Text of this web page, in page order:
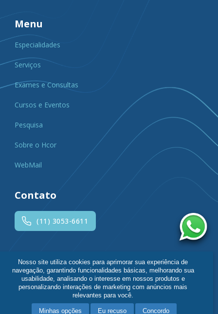
Menu
Especialidades
Serviços
Exames e Consultas
Cursos e Eventos
Pesquisa
Sobre o Hcor
WebMail
Contato
(11) 3053-6611
Siga o Hcor
Nosso site utiliza cookies para aprimorar sua experiência de
navegação, garantindo funcionalidades básicas, melhorando sua
usabilidade, analisando o interesse em nossos produtos e
personalizando interações de marketing com anúncios mais
relevantes para você.
Minhas opções Eu recuso Concordo